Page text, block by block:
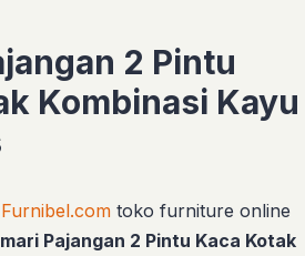
2 Pintu
Kombinasi Kayu
Furnibel.com toko furniture online
Pajangan 2 Pintu Kaca Kotak